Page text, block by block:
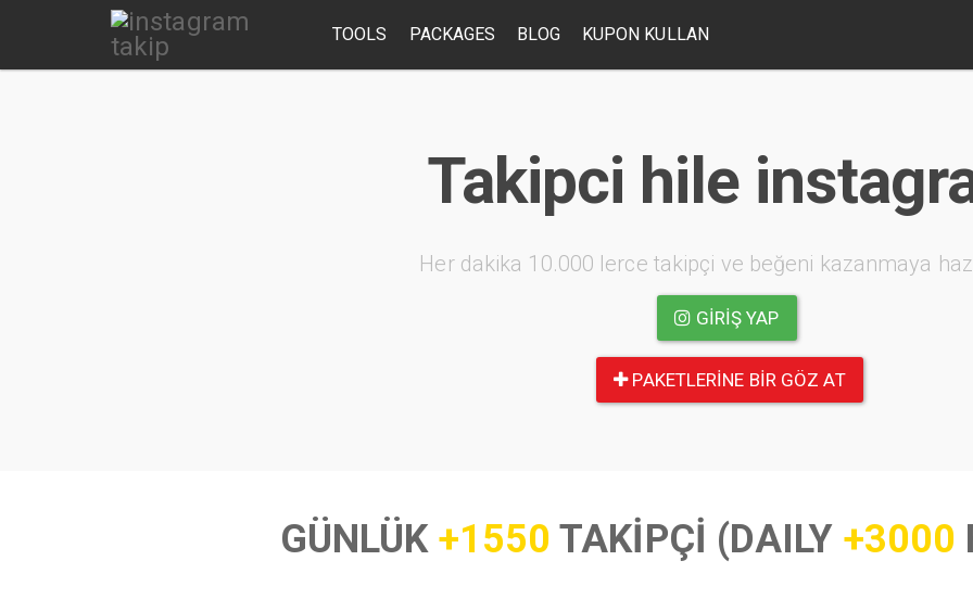
TOOLS PACKAGES BLOG KUPON KULLAN
Takipci hile
Her dakika 10.000 lerce takipçi ve beğeni kazanmaya
GIRIŞ YAP
PAKETLERINE BIR GÖZ AT
GÜNLÜK +1550 TAKİPÇİ (DAILY +3000